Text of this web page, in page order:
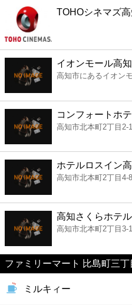
薬局
スーパー
エンタメ
レジャー
書店
ファミレス
ファーストフード
カフェ
ショッピング
TOHOシネマズ高
イオンモール高知
高知市にあるイオン
コンフォートホ
高知市北本町2丁目2-
ホテルロスイン
高知市北本町2丁目4-
高知さくらホテル
高知市北本町2丁目3-
ファミリーマート 比島町三丁
ミルキィー